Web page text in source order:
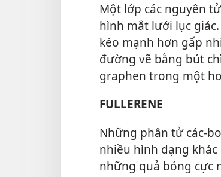
Một lớp các nguyên
hình mắt lưới lục
kéo mạnh hơn gấp
đường vẽ bằng bút
graphen trong một
FULLERENE
Những phân tử các-
nhiều hình dạng
những quả bóng cực